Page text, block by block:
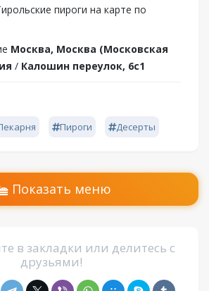
пироги на карте по
Москва, Москва (Московская
/ Калошин переулок, 6с1
Пироги Десерты
Показать меню
в закладки или делитесь с
друзьями!